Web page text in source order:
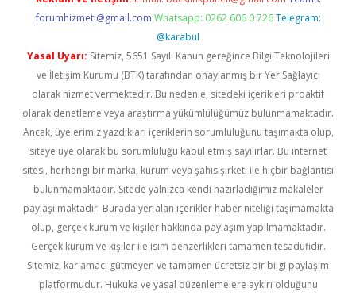
forumhizmeti@gmail.com Whatsapp: 0262 606 0 726 Telegram:
@karabul
Yasal Uyarı: Sitemiz, 5651 Sayılı Kanun gereğince Bilgi Teknolojileri
ve İletişim Kurumu (BTK) tarafından onaylanmış bir Yer Sağlayıcı
olarak hizmet vermektedir. Bu nedenle, sitedeki içerikleri proaktif
olarak denetleme veya araştırma yükümlülüğümüz bulunmamaktadır.
Ancak, üyelerimiz yazdıkları içeriklerin sorumluluğunu taşımakta olup,
siteye üye olarak bu sorumluluğu kabul etmiş sayılırlar. Bu internet
sitesi, herhangi bir marka, kurum veya şahıs şirketi ile hiçbir bağlantısı
bulunmamaktadır. Sitede yalnızca kendi hazırladığımız makaleler
paylaşılmaktadır. Burada yer alan içerikler haber niteliği taşımamakta
olup, gerçek kurum ve kişiler hakkında paylaşım yapılmamaktadır.
Gerçek kurum ve kişiler ile isim benzerlikleri tamamen tesadüfidir.
Sitemiz, kar amacı gütmeyen ve tamamen ücretsiz bir bilgi paylaşım
platformudur. Hukuka ve yasal düzenlemelere aykırı olduğunu